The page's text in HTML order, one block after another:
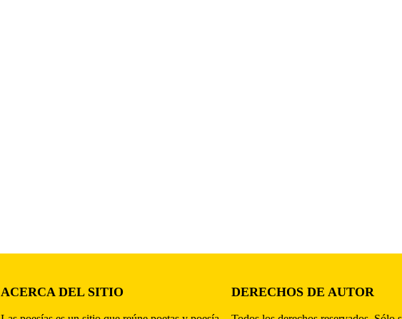
ACERCA DEL SITIO DERECHOS DE AUTOR